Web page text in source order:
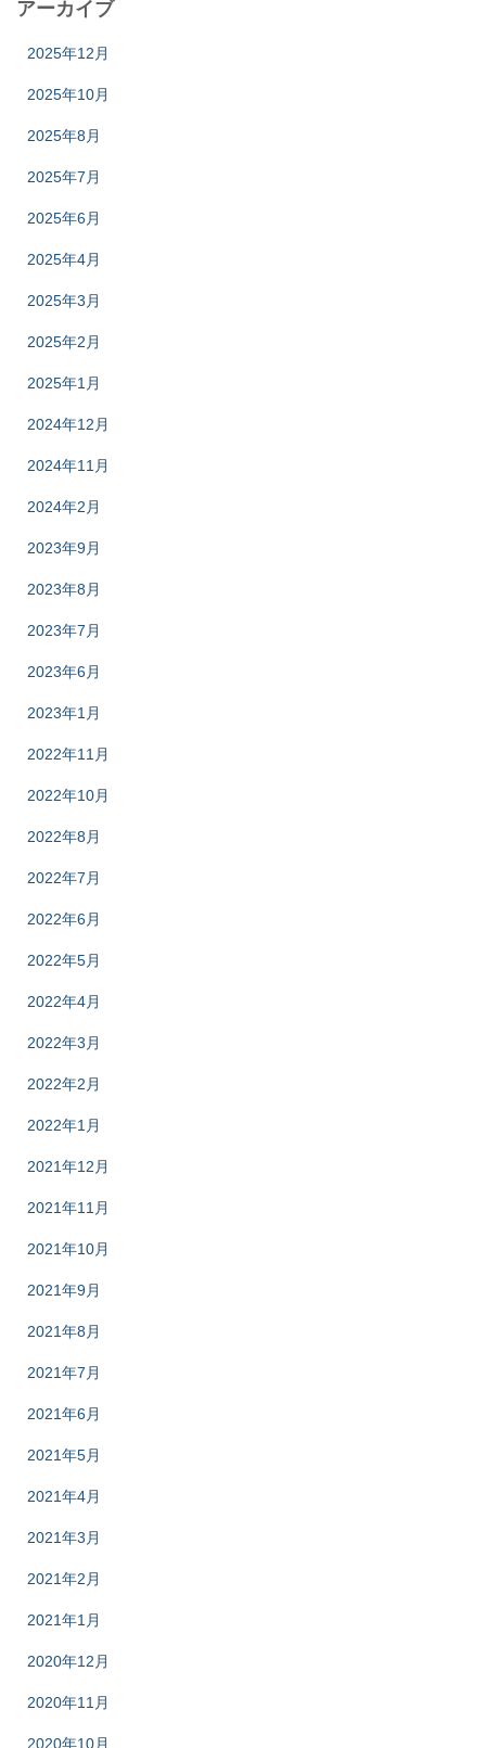
アーカイブ
2025年12月
2025年10月
2025年8月
2025年7月
2025年6月
2025年4月
2025年3月
2025年2月
2025年1月
2024年12月
2024年11月
2024年2月
2023年9月
2023年8月
2023年7月
2023年6月
2023年1月
2022年11月
2022年10月
2022年8月
2022年7月
2022年6月
2022年5月
2022年4月
2022年3月
2022年2月
2022年1月
2021年12月
2021年11月
2021年10月
2021年9月
2021年8月
2021年7月
2021年6月
2021年5月
2021年4月
2021年3月
2021年2月
2021年1月
2020年12月
2020年11月
2020年10月